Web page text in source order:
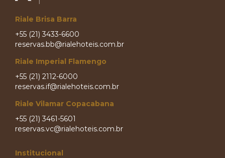
Riale Brisa Barra
+55 (21) 3433-6600
reservas.bb@rialehoteis.com.br
Riale Imperial Flamengo
+55 (21) 2112-6000
reservas.if@rialehoteis.com.br
Riale Vilamar Copacabana
+55 (21) 3461-5601
reservas.vc@rialehoteis.com.br
Institucional